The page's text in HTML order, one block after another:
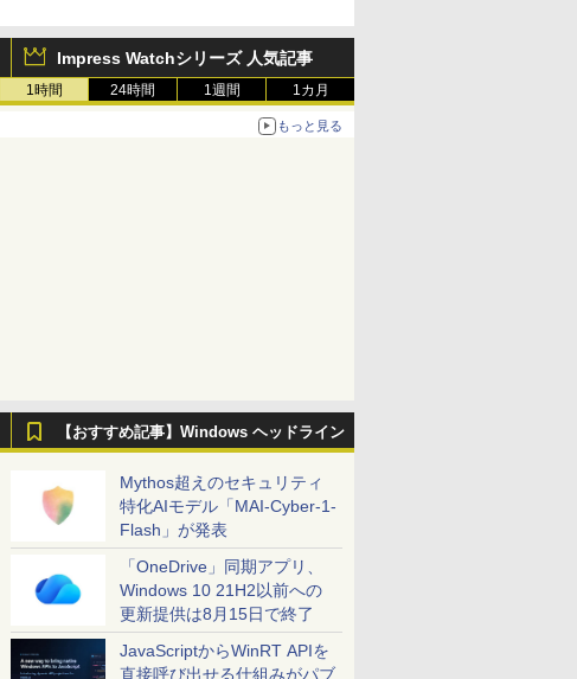
Impress Watchシリーズ 人気記事
1時間 24時間 1週間 1カ月
もっと見る
【おすすめ記事】Windows ヘッドライン
Mythos超えのセキュリティ
特化AIモデル「MAI-Cyber-1-
Flash」が発表
「OneDrive」同期アプリ、
Windows 10 21H2以前への
更新提供は8月15日で終了
JavaScriptからWinRT APIを
直接呼び出せる仕組みがパブ